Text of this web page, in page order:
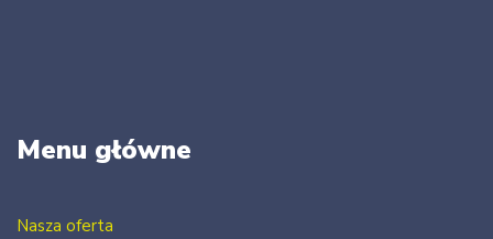
Menu główne
Nasza oferta